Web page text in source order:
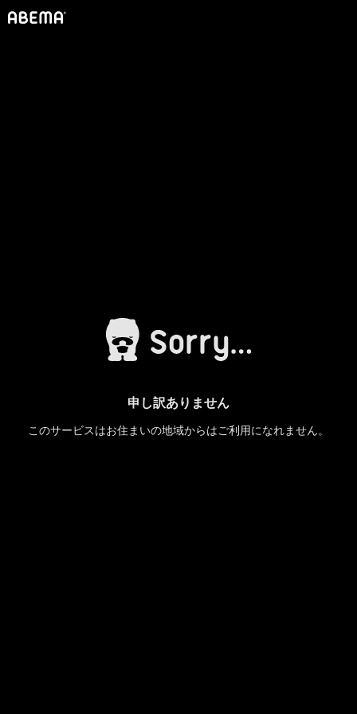
申し訳ありません
このサービスはお住まいの地域からはご利用になれません。